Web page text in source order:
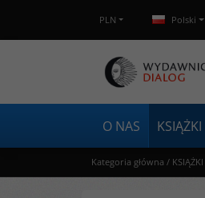
PLN Polski
O NAS KSIĄŻKI
Kategoria główna / KSIĄŻKI